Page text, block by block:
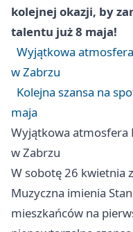
kolejnej okazji, by
talentu już 8 maja!
Wyjątkowa
w Zabrzu
Kolejna szansa na
maja
Wyjątkowa atmosfera
w Zabrzu
W sobotę 26 kwietnia
Muzyczna imienia
mieszkańców na